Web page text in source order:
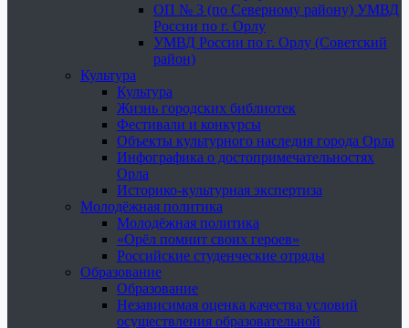
ОП № 3 (по Северному району) УМВД
России по г. Орлу
УМВД России по г. Орлу (Советский
район)
Культура
Культура
Жизнь городских библиотек
Фестивали и конкурсы
Объекты культурного наследия города Орла
Инфографика о достопримечательностях
Орла
Историко-культурная экспертиза
Молодёжная политика
Молодёжная политика
«Орёл помнит своих героев»
Российские студенческие отряды
Образование
Образование
Независимая оценка качества условий
осуществления образовательной